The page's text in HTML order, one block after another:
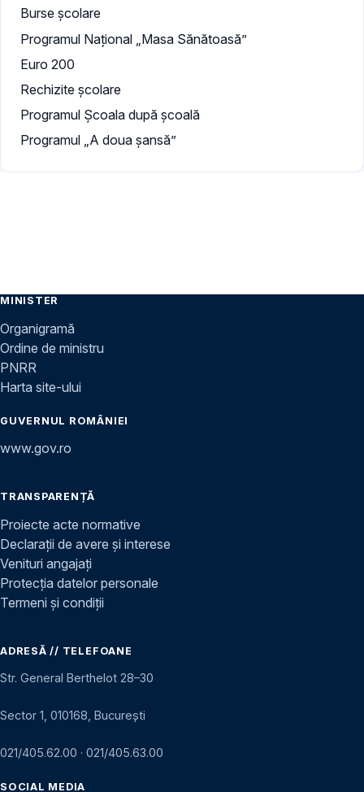
Burse școlare
Programul Național „Masa Sănătoasă”
Euro 200
Rechizite școlare
Programul Școala după școală
Programul „A doua şansă”
MINISTER
Organigramă
Ordine de ministru
PNRR
Harta site-ului
GUVERNUL ROMÂNIEI
www.gov.ro
TRANSPARENȚĂ
Proiecte acte normative
Declarații de avere și interese
Venituri angajați
Protecția datelor personale
Termeni și condiții
ADRESĂ // TELEFOANE
Str. General Berthelot 28–30
Sector 1, 010168, București
021/405.62.00 · 021/405.63.00
SOCIAL MEDIA